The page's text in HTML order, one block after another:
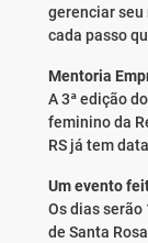
gerenciar
cada passo
Mentoria
A 3ª edição
feminino da
RS já tem
Um evento
Os dias serão
de Santa